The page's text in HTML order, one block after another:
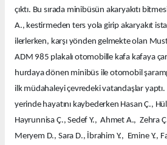
çıktı. Bu sırada minibüsün akaryakıtı
A., kestirmeden ters yola girip akaryakıt
ilerlerken, karşı yönden gelmekte olan
ADM 985 plakalı otomobille kafa kafaya
hurdaya dönen minibüs ile otomobil
ilk müdahaleyi çevredeki vatandaşlar
yerinde hayatını kaybederken Hasan Ç.,
Hayrunnisa Ç., Sedef Y., Ahmet A., Zehra
Meryem D., Sara D., İbrahim Y., Emine Y.,